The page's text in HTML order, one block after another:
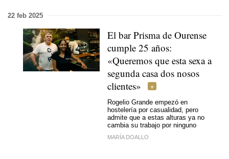
22 feb 2025
El bar Prisma de Ourense
cumple 25 años:
«Queremos que esta sexa a
segunda casa dos nosos
clientes»
Rogelio Grande empezó en
hostelería por casualidad, pero
admite que a estas alturas ya no
cambia su trabajo por ninguno
MARÍA DOALLO